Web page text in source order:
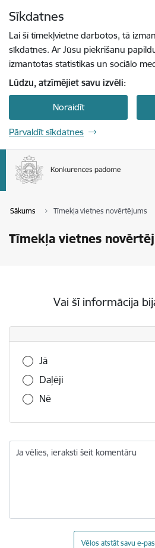
Sīkdatnes
Lai šī tīmekļvietne darbotos, tā
sīkdatnes. Ar Jūsu piekrišanu
izmantotas statistikas un sociālo
Lūdzu, atzīmējiet savu izvēli:
Noraidīt
Pārvaldīt sīkdatnes
Sākums Tīmekļa vietnes novērtējums
Tīmekļa vietnes
Vai šī informācija
Vai šī informācija bija
Jā
Daļēji
Nē
Ja vēlies, ieraksti šeit komentāru
Vēlos atstāt savu e-